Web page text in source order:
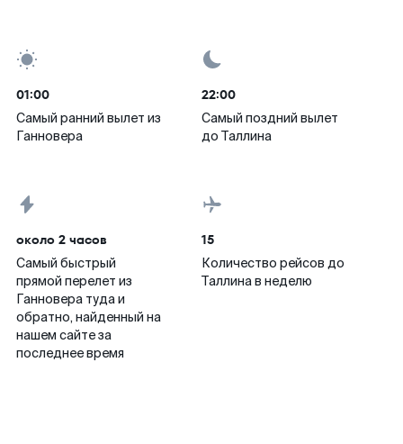
01:00
Самый ранний вылет из
Ганновера
22:00
Самый поздний вылет
до Таллина
около 2 часов
Самый быстрый
прямой перелет из
Ганновера туда и
обратно, найденный на
нашем сайте за
последнее время
15
Количество рейсов до
Таллина в неделю